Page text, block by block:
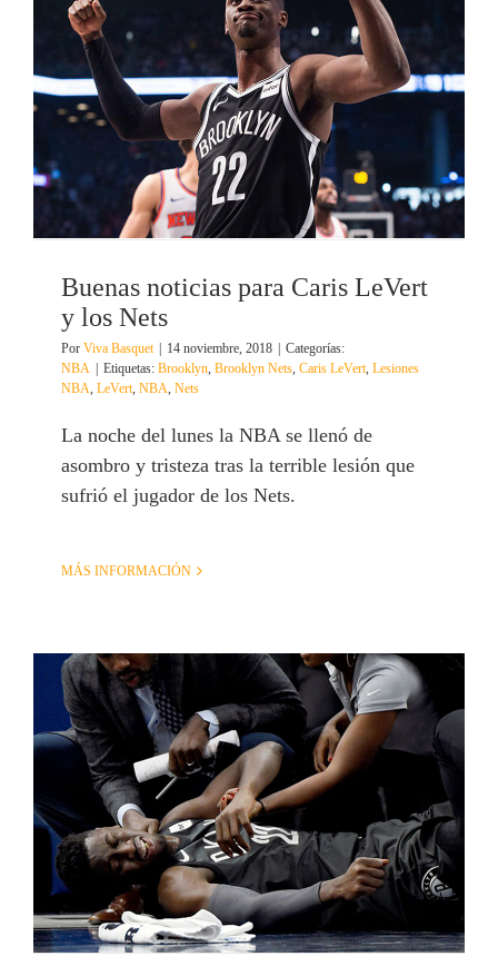
Buenas noticias para Caris LeVert
y los Nets
Por Viva Basquet 14 noviembre, 2018
Categorías:
NBA
Etiquetas: Brooklyn, Brooklyn Nets, Caris LeVert, Lesiones
NBA, LeVert, NBA, Nets
La noche del lunes la NBA se llenó de
asombro y tristeza tras la terrible lesión que
sufrió el jugador de los Nets.
MÁS INFORMACIÓN